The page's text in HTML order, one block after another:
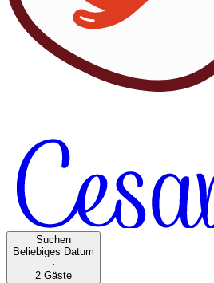
Suchen
Beliebiges Datum
·
2 Gäste